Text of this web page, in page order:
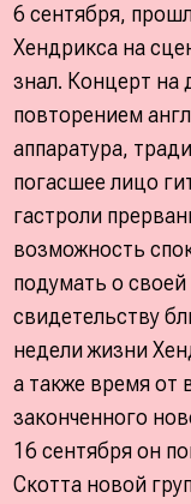
6 сентября,
Хендрикса на
знал. Концерт на
повторением
аппаратура,
погасшее лицо
гастроли
возможность
подумать о
свидетельству
недели жизни
а также время от
законченного
16 сентября он
Скотта новой